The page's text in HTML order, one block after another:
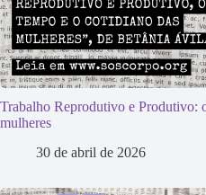
Trabalho Reprodutivo e Produtivo:
mulheres
30 de abril de 2026